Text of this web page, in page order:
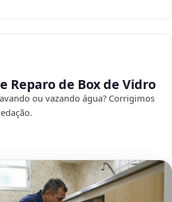
Reparo de Box de Vidro
ou vazando água? Corrigimos